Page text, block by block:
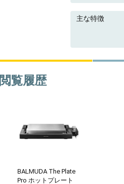
主な特徴
閲覧履歴
BALMUDA The Plate
Pro ホットプレート